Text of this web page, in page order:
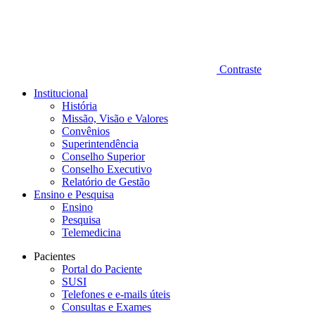
Contraste
Institucional
História
Missão, Visão e Valores
Convênios
Superintendência
Conselho Superior
Conselho Executivo
Relatório de Gestão
Ensino e Pesquisa
Ensino
Pesquisa
Telemedicina
Pacientes
Portal do Paciente
SUSI
Telefones e e-mails úteis
Consultas e Exames